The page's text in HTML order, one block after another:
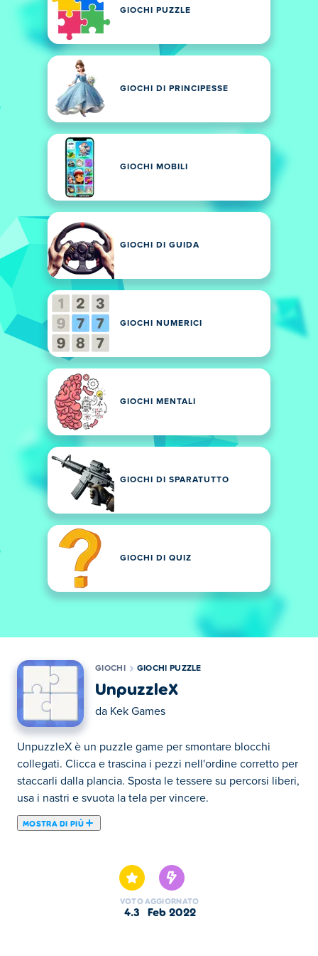
GIOCHI PUZZLE
GIOCHI DI PRINCIPESSE
GIOCHI MOBILI
GIOCHI DI GUIDA
GIOCHI NUMERICI
GIOCHI MENTALI
GIOCHI DI SPARATUTTO
GIOCHI DI QUIZ
GIOCHI GIOCHI PUZZLE
UnpuzzleX
da Kek Games
UnpuzzleX è un puzzle game per smontare blocchi
collegati. Clicca e trascina i pezzi nell'ordine corretto per
staccarli dalla plancia. Sposta le tessere su percorsi liberi,
usa i nastri e svuota la tela per vincere.
MOSTRA DI PIÙ
quando la tela non è vuota. Fare clic e trascinare un
pezzo per estrarlo e rimuoverlo dal puzzle. Puoi tirare un
pezzo solo se non c'è nessun altro pezzo che blocca la
VOTO
4.3
AGGIORNATO
feb 2022